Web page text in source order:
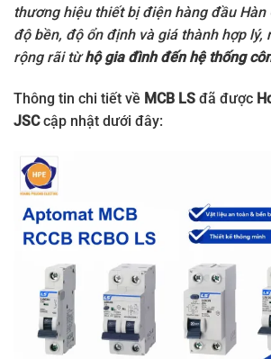
thương hiệu thiết bị điện hàng đầu Hàn
độ bền, độ ổn định và giá thành hợp lý,
rộng rãi từhộ gia đình đến hệ thống
Thông tin chi tiết về MCB LS đã được
JSCcập nhật dưới đây: